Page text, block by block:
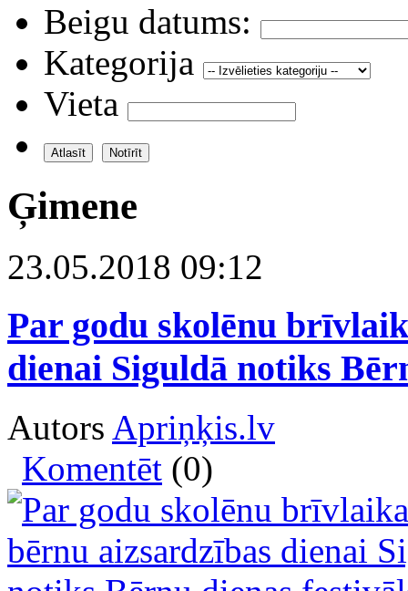
Beigu datums:
Kategorija
Vieta
Ģimene
23.05.2018 09:12
Par godu skolēnu
dienai Siguldā notiks
Autors Apriņķis.lv
Komentēt (0)